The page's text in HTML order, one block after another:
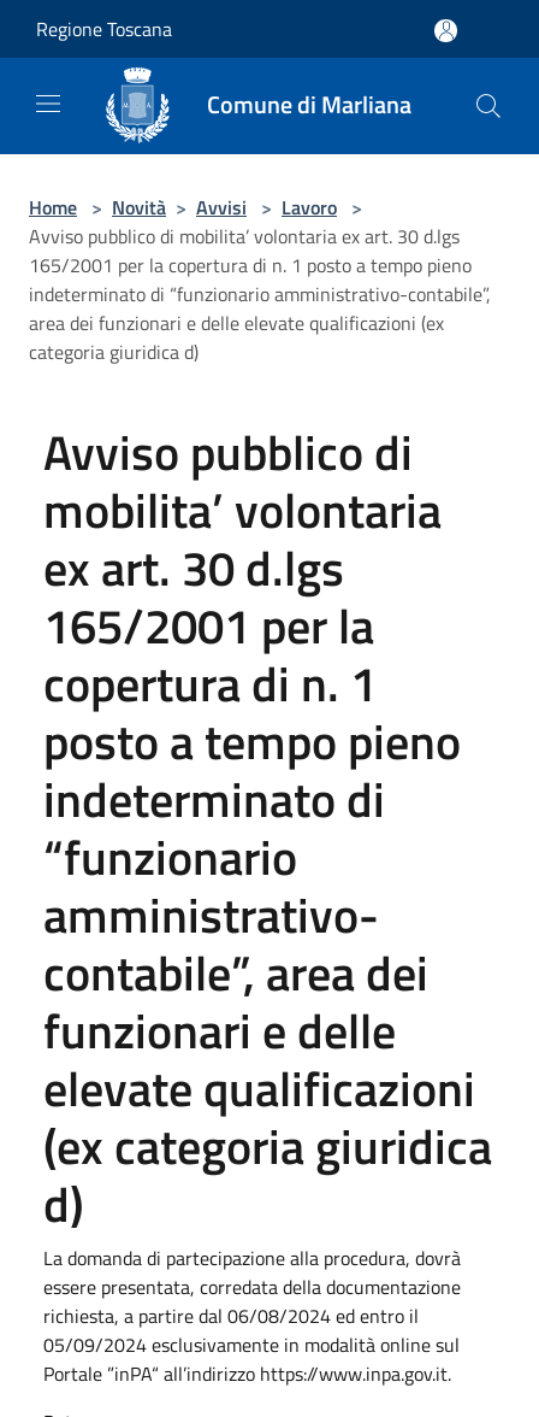
Regione Toscana
Comune di Marliana
Home > Novità > Avvisi > Lavoro >
Avviso pubblico di mobilita’ volontaria ex art. 30 d.lgs
165/2001 per la copertura di n. 1 posto a tempo pieno
indeterminato di “funzionario amministrativo-contabile”,
area dei funzionari e delle elevate qualificazioni (ex
categoria giuridica d)
Avviso pubblico di
mobilita’ volontaria
ex art. 30 d.lgs
165/2001 per la
copertura di n. 1
posto a tempo pieno
indeterminato di
“funzionario
amministrativo-
contabile”, area dei
funzionari e delle
elevate qualificazioni
(ex categoria giuridica
d)
La domanda di partecipazione alla procedura, dovrà
essere presentata, corredata della documentazione
richiesta, a partire dal 06/08/2024 ed entro il
05/09/2024 esclusivamente in modalità online sul
Portale ”inPA“ all’indirizzo https://www.inpa.gov.it.